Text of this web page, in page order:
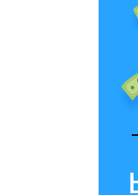
03
시세
04
05
연금